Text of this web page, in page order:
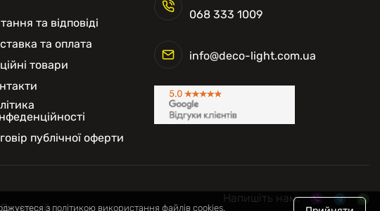
та відповіді
та оплата
товари
публічної оферти
068 333 1009
info@deco-light.com.ua
Напишіть нам:
з політикою використання файлів cookies.